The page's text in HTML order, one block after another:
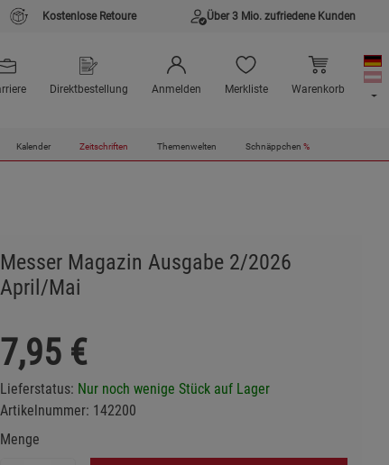
Kostenlose Retoure Über 3 Mio. zufriedene Kunden
Direktbestellung Anmelden Merkliste Warenkorb
Kalender Zeitschriften Themenwelten Schnäppchen %
Messer Magazin Ausgabe 2/2026
April/Mai
7,95 €
Lieferstatus: Nur noch wenige Stück auf Lager
Artikelnummer: 142200
Menge